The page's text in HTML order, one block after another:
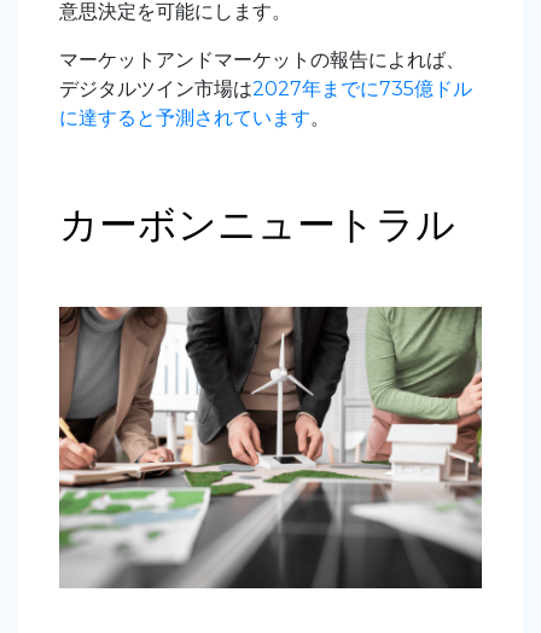
意思決定を可能にします。
マーケットアンドマーケットの報告によれば、
デジタルツイン市場は2027年までに735億ドル
に達すると予測されています。
カーボンニュートラル